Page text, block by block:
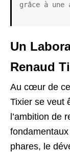
grâce à une
Un
Renaud
Au cœur de
Tixier se veut
l’ambition de
phares, le